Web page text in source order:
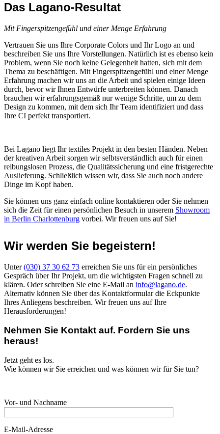
Das Lagano-Resultat
Mit Fingerspitzengefühl und einer Menge Erfahrung
Vertrauen Sie uns Ihre Corporate Colors und Ihr Logo an und
beschreiben Sie uns Ihre Vorstellungen. Natürlich ist es ebenso kein
Problem, wenn Sie noch keine Gelegenheit hatten, sich mit dem
Thema zu beschäftigen. Mit Fingerspitzengefühl und einer Menge
Erfahrung machen wir uns an die Arbeit und spielen einige Ideen
durch, bevor wir Ihnen Entwürfe unterbreiten können. Danach
brauchen wir erfahrungsgemäß nur wenige Schritte, um zu dem
Design zu kommen, mit dem sich Ihr Team identifiziert und dass
Ihre CI perfekt transportiert.
Bei Lagano liegt Ihr textiles Projekt in den besten Händen. Neben
der kreativen Arbeit sorgen wir selbtsverständlich auch für einen
reibungslosen Prozess, die Qualitätssicherung und eine fristgerechte
Auslieferung. Schließlich wissen wir, dass Sie auch noch andere
Dinge im Kopf haben.
Sie können uns ganz einfach online kontaktieren oder Sie nehmen
sich die Zeit für einen persönlichen Besuch in unserem Showroom
in Berlin Charlottenburg vorbei. Wir freuen uns auf Sie!
Wir werden Sie begeistern!
Unter(030) 37 30 62 73 erreichen Sie uns für ein persönliches
Gespräch über Ihr Projekt, um die wichtigsten Fragen schnell zu
klären. Oder schreiben Sie eine E-Mail an info@lagano.de.
Alternativ können Sie über das Kontaktformular die Eckpunkte
Ihres Anliegens beschreiben. Wir freuen uns auf Ihre
Herausforderungen!
Nehmen Sie Kontakt auf. Fordern Sie uns
heraus!
Jetzt geht es los.
Wie können wir Sie erreichen und was können wir für Sie tun?
Vor- und Nachname
E-Mail-Adresse